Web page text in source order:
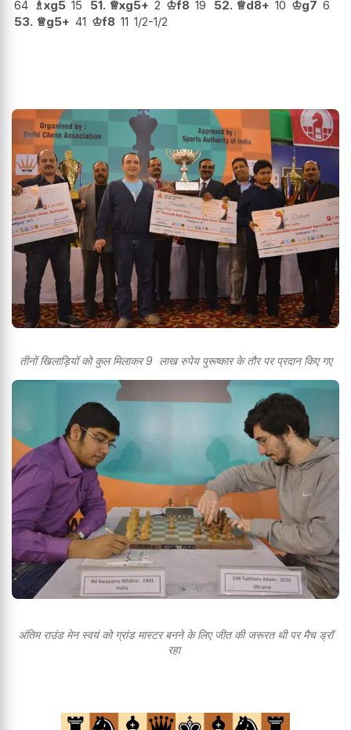
64 ♗xg5 15 51. ♕xg5+ 2 ♔f8 19 52. ♕d8+ 10 ♔g7 6
53. ♕g5+ 41 ♔f8 11 1/2-1/2
तीनों खिलाड़ियों को कुल मिलाकर 9 लाख रुपेय पुरूष्कार के तौर पर प्रदान किए गए
अंतिम राउंड मेन स्वयं को ग्रांड मास्टर बनने के लिए जीत की जरूरत थी पर मैच ड्रॉ
रहा